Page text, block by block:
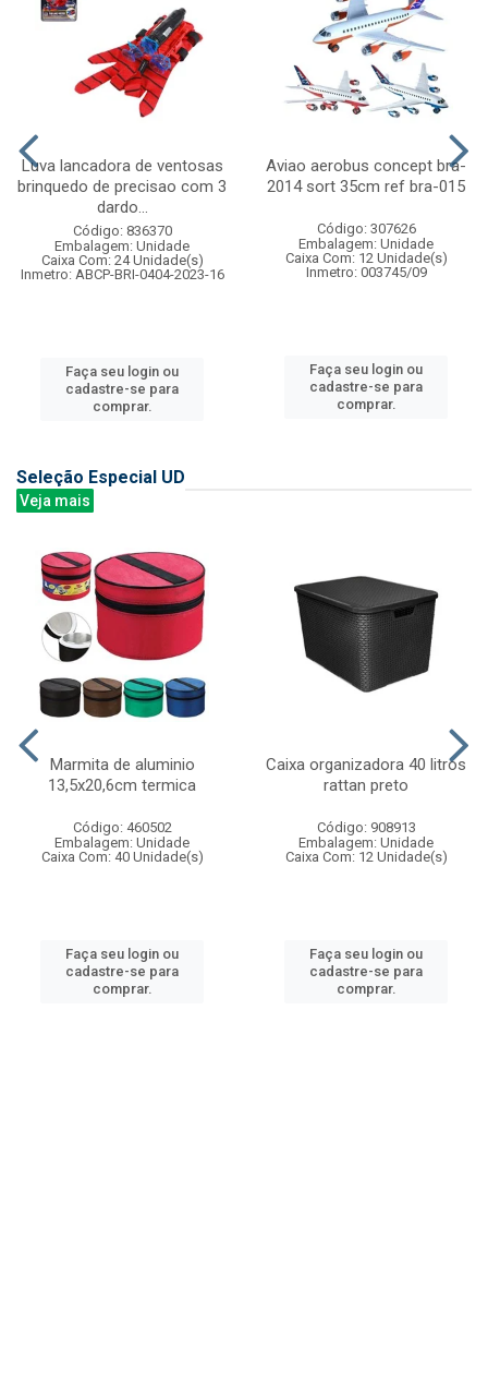
Luva lancadora de ventosas
brinquedo de precisao com 3
dardo...
Código: 836370
Embalagem: Unidade
Caixa Com: 24 Unidade(s)
Inmetro: ABCP-BRI-0404-2023-16
Faça seu login ou
cadastre-se para
comprar.
Aviao aerobus concept bra-
2014 sort 35cm ref bra-015
Código: 307626
Embalagem: Unidade
Caixa Com: 12 Unidade(s)
Inmetro: 003745/09
Faça seu login ou
cadastre-se para
comprar.
Seleção Especial UD
Veja mais
Marmita de aluminio
13,5x20,6cm termica
Código: 460502
Embalagem: Unidade
Caixa Com: 40 Unidade(s)
Faça seu login ou
cadastre-se para
comprar.
Caixa organizadora 40 litros
rattan preto
Código: 908913
Embalagem: Unidade
Caixa Com: 12 Unidade(s)
Faça seu login ou
cadastre-se para
comprar.